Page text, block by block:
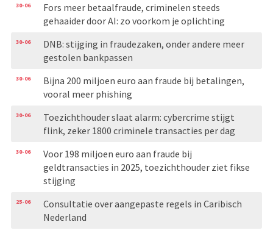
30-06
Fors meer betaalfraude, criminelen steeds
gehaaider door AI: zo voorkom je oplichting
30-06
DNB: stijging in fraudezaken, onder andere meer
gestolen bankpassen
30-06
Bijna 200 miljoen euro aan fraude bij betalingen,
vooral meer phishing
30-06
Toezichthouder slaat alarm: cybercrime stijgt
flink, zeker 1800 criminele transacties per dag
30-06
Voor 198 miljoen euro aan fraude bij
geldtransacties in 2025, toezichthouder ziet fikse
stijging
25-06
Consultatie over aangepaste regels in Caribisch
Nederland